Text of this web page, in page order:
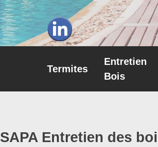
Termites
Entretien
Bois
SAPA Entretien des